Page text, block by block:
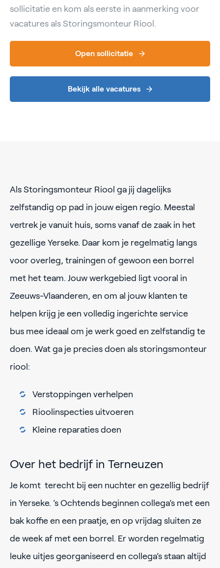
sollicitatie en kom als eerste in aanmerking voor
vacatures als Storingsmonteur Riool.
Open sollicitatie
Bekijk alle vacatures
Als Storingsmonteur Riool ga jij dagelijks
zelfstandig op pad in jouw eigen regio. Meestal
vertrek je vanuit huis, soms vanaf de zaak in het
gezellige Yerseke. Daar kom je regelmatig langs
voor overleg, trainingen of gewoon een borrel
met het team. Jouw werkgebied ligt vooral in
Zeeuws-Vlaanderen, en om al jouw klanten te
helpen krijg je een volledig ingerichte service
bus mee ideaal om je werk goed en zelfstandig te
doen. Wat ga je precies doen als storingsmonteur
riool:
Verstoppingen verhelpen
Rioolinspecties uitvoeren
Kleine reparaties doen
Over het bedrijf in Terneuzen
Je komt terecht bij een nuchter en gezellig bedrijf
in Yerseke. ’s Ochtends beginnen collega’s met een
bak koffie en een praatje, en op vrijdag sluiten ze
de week af met een borrel. Er worden regelmatig
leuke uitjes georganiseerd en collega’s staan altijd